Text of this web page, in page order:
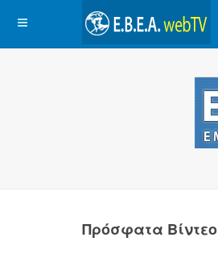
Πρόσφατα Βίντεο